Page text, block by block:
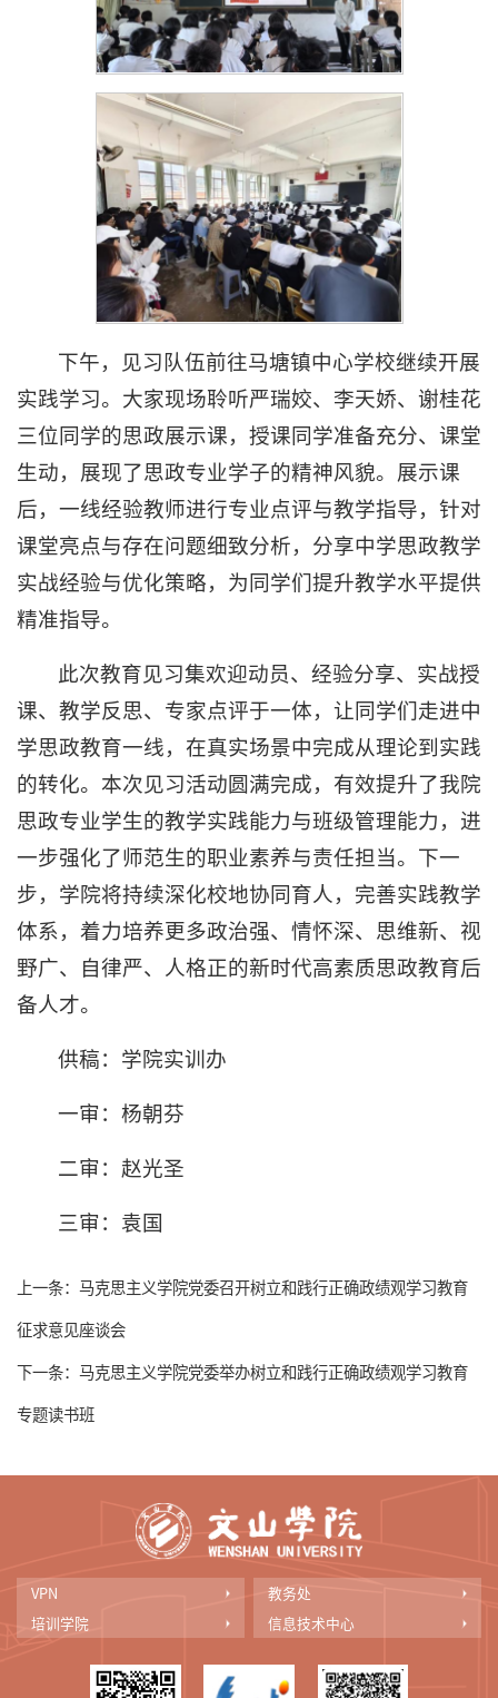
下午，见习队伍前往马塘镇中心学校继续开展
实践学习。大家现场聆听严瑞姣、李天娇、谢桂花
三位同学的思政展示课，授课同学准备充分、课堂
生动，展现了思政专业学子的精神风貌。展示课
后，一线经验教师进行专业点评与教学指导，针对
课堂亮点与存在问题细致分析，分享中学思政教学
实战经验与优化策略，为同学们提升教学水平提供
精准指导。
此次教育见习集欢迎动员、经验分享、实战授
课、教学反思、专家点评于一体，让同学们走进中
学思政教育一线，在真实场景中完成从理论到实践
的转化。本次见习活动圆满完成，有效提升了我院
思政专业学生的教学实践能力与班级管理能力，进
一步强化了师范生的职业素养与责任担当。下一
步，学院将持续深化校地协同育人，完善实践教学
体系，着力培养更多政治强、情怀深、思维新、视
野广、自律严、人格正的新时代高素质思政教育后
备人才。
供稿：学院实训办
一审：杨朝芬
二审：赵光圣
三审：袁国
上一条： 马克思主义学院党委召开树立和践行正确政绩观学习教育
征求意见座谈会
下一条： 马克思主义学院党委举办树立和践行正确政绩观学习教育
专题读书班
VPN
教务处
培训学院
信息技术中心